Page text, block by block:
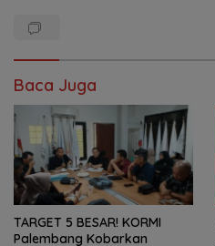
Baca Juga
TARGET 5 BESAR! KORMI
Palembang Kobarkan